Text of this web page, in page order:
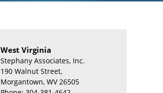
West Virginia
Stephany Associates, Inc.
190 Walnut Street,
Morgantown, WV 26505